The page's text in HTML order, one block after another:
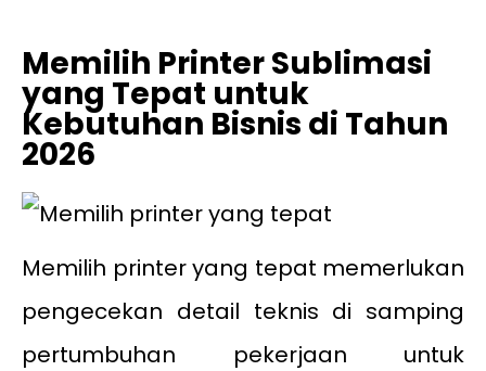
Memilih Printer Sublimasi
yang Tepat untuk
Kebutuhan Bisnis di Tahun
2026
Memilih printer yang tepat memerlukan
pengecekan detail teknis di samping
pertumbuhan pekerjaan untuk